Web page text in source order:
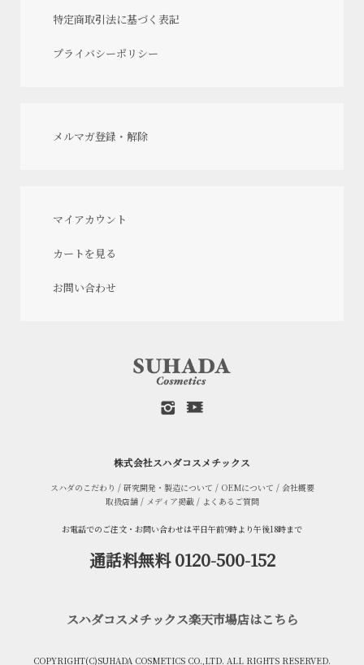
特定商取引法に基づく表記
プライバシーポリシー
メルマガ登録・解除
マイアカウント
カートを見る
お問い合わせ
株式会社スハダコスメチックス
スハダのこだわり / 研究開発・製造について / OEMについて / 会社概要
取扱店舗/ メディア掲載/ よくあるご質問
お電話でのご注文・お問い合わせは平日午前9時より午後18時まで
通話料無料 0120-500-152
スハダコスメチックス楽天市場店はこちら
COPYRIGHT(C)SUHADA COSMETICS CO.,LTD. ALL RIGHTS RESERVED.